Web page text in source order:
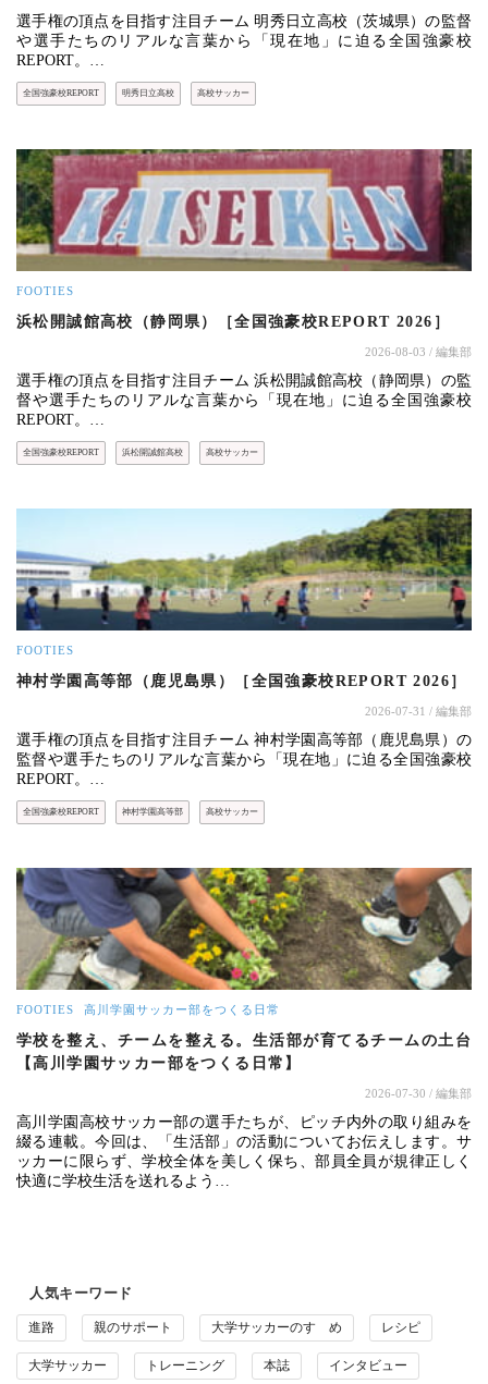
選手権の頂点を目指す注目チーム 明秀日立高校（茨城県）の監督
や選手たちのリアルな言葉から「現在地」に迫る全国強豪校
REPORT。…
全国強豪校REPORT 明秀日立高校 高校サッカー
FOOTIES
浜松開誠館高校（静岡県）［全国強豪校REPORT 2026］
2026-08-03 / 編集部
選手権の頂点を目指す注目チーム 浜松開誠館高校（静岡県）の監
督や選手たちのリアルな言葉から「現在地」に迫る全国強豪校
REPORT。…
全国強豪校REPORT 浜松開誠館高校 高校サッカー
FOOTIES
神村学園高等部（鹿児島県）［全国強豪校REPORT 2026］
2026-07-31 / 編集部
選手権の頂点を目指す注目チーム 神村学園高等部（鹿児島県）の
監督や選手たちのリアルな言葉から「現在地」に迫る全国強豪校
REPORT。…
全国強豪校REPORT 神村学園高等部 高校サッカー
FOOTIES 高川学園サッカー部をつくる日常
学校を整え、チームを整える。生活部が育てるチームの土台
【高川学園サッカー部をつくる日常】
2026-07-30 / 編集部
高川学園高校サッカー部の選手たちが、ピッチ内外の取り組みを
綴る連載。今回は、「生活部」の活動についてお伝えします。サ
ッカーに限らず、学校全体を美しく保ち、部員全員が規律正しく
快適に学校生活を送れるよう…
人気キーワード
進路 親のサポート 大学サッカーのすゝめ レシピ
大学サッカー トレーニング 本誌 インタビュー